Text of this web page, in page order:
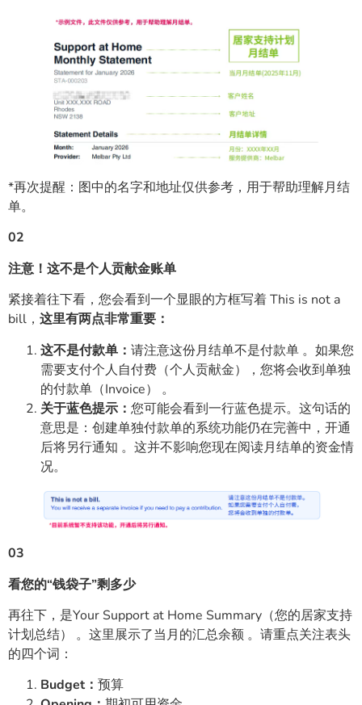
*再次提醒：图中的名字和地址仅供参考，用于帮助理解月结
单。
02
注意！这不是个人贡献金账单
紧接着往下看，您会看到一个显眼的方框写着 This is not a
bill， 这里有两点非常重要：
这不是付款单： 请注意这份月结单不是付款单 。如果您
需要支付个人自付费（个人贡献金），您将会收到单独
的付款单（Invoice） 。
关于蓝色提示： 您可能会看到一行蓝色提示。这句话的
意思是：创建单独付款单的系统功能仍在完善中，开通
后将另行通知 。这并不影响您现在阅读月结单的资金情
况。
03
看您的“钱袋子”剩多少
再往下，是Your Support at Home Summary（您的居家支持
计划总结） 。这里展示了当月的汇总余额 。请重点关注表头
的四个词：
Budget： 预算